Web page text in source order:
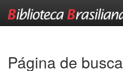
Página de busca